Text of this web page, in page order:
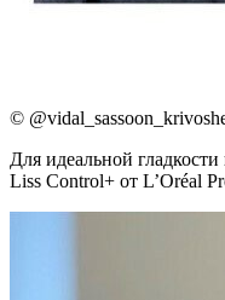
©
Для идеальной
Liss Control+ от L’Oréal